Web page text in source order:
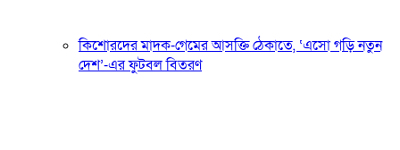
কিশোরদের মাদক-গেমের আসক্তি ঠেকাতে, ‘এসো গড়ি নতুন
দেশ’-এর ফুটবল বিতরণ